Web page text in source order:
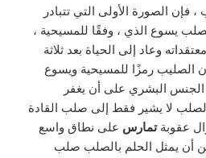
الصورة الأولى التي تتبادر
يسوع الذي ، وفقًا للمسيحية ،
وعاد إلى الحياة بعد ثلاثة
الصليب رمزًا للمسيحية ويسوع
البشري على أن يغفر
لا يشير فقط إلى صلب القادة
عقوبةتمارس على نطاق واسع
أن يمثل الحلم بالصلب صلب